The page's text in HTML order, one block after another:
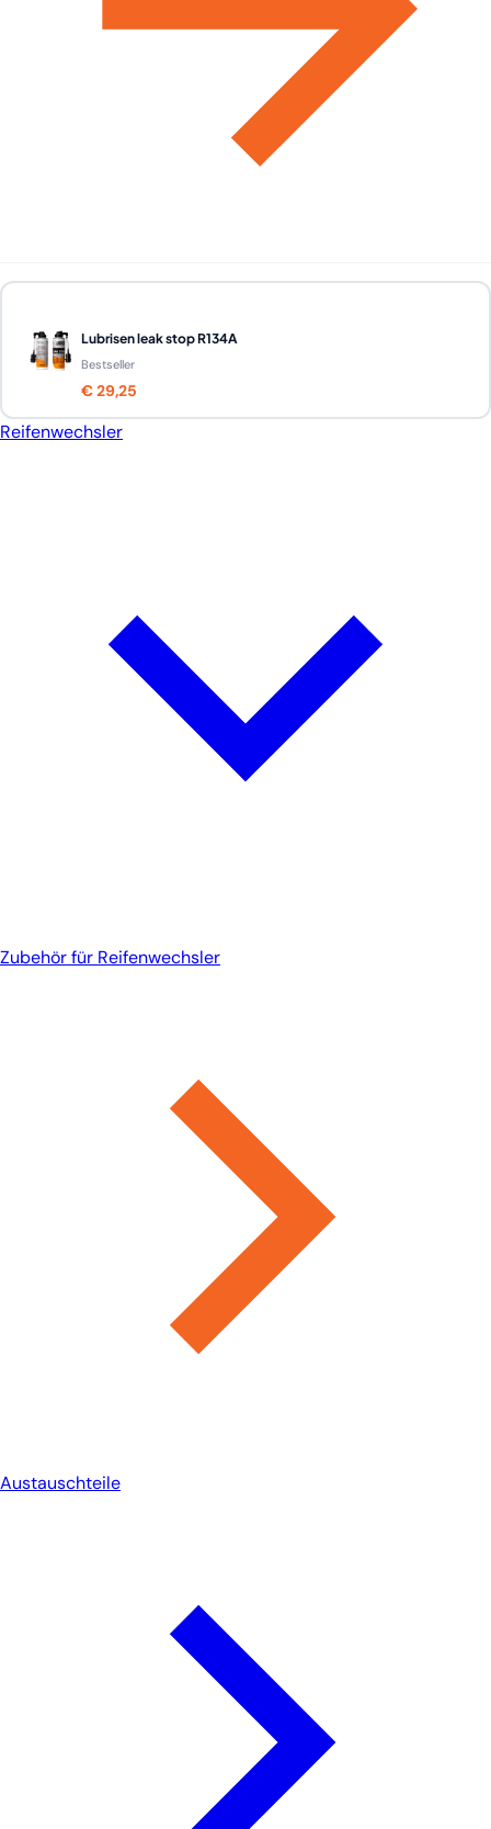
Lubrisen leak stop R134A
Bestseller
€ 29,25
Reifenwechsler
Zubehör für Reifenwechsler
Austauschteile